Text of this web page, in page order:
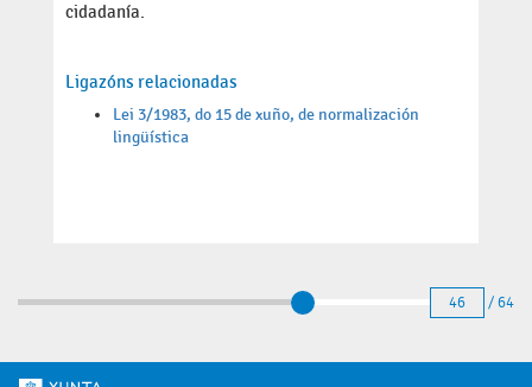
cidadanía.
Ligazóns relacionadas
Lei 3/1983, do 15 de xuño, de normalización
lingüística
46 / 64